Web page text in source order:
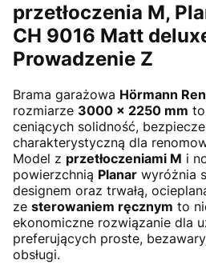
przetłoczenia M,
CH 9016 Matt
Prowadzenie Z
Brama garażowa Hörmann
rozmiarze 3000 × 2250 mm
ceniących solidność,
charakterystyczną dla
Model z przetłoczeniami M i
powierzchnią Planar wyróżnia
designem oraz trwałą,
ze sterowaniem ręcznym to
ekonomiczne rozwiązanie dla
preferujących proste,
obsługi.